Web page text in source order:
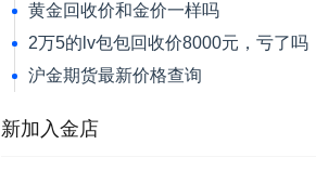
黄金回收价和金价一样吗
2万5的lv包包回收价8000元，亏了吗
沪金期货最新价格查询
新加入金店